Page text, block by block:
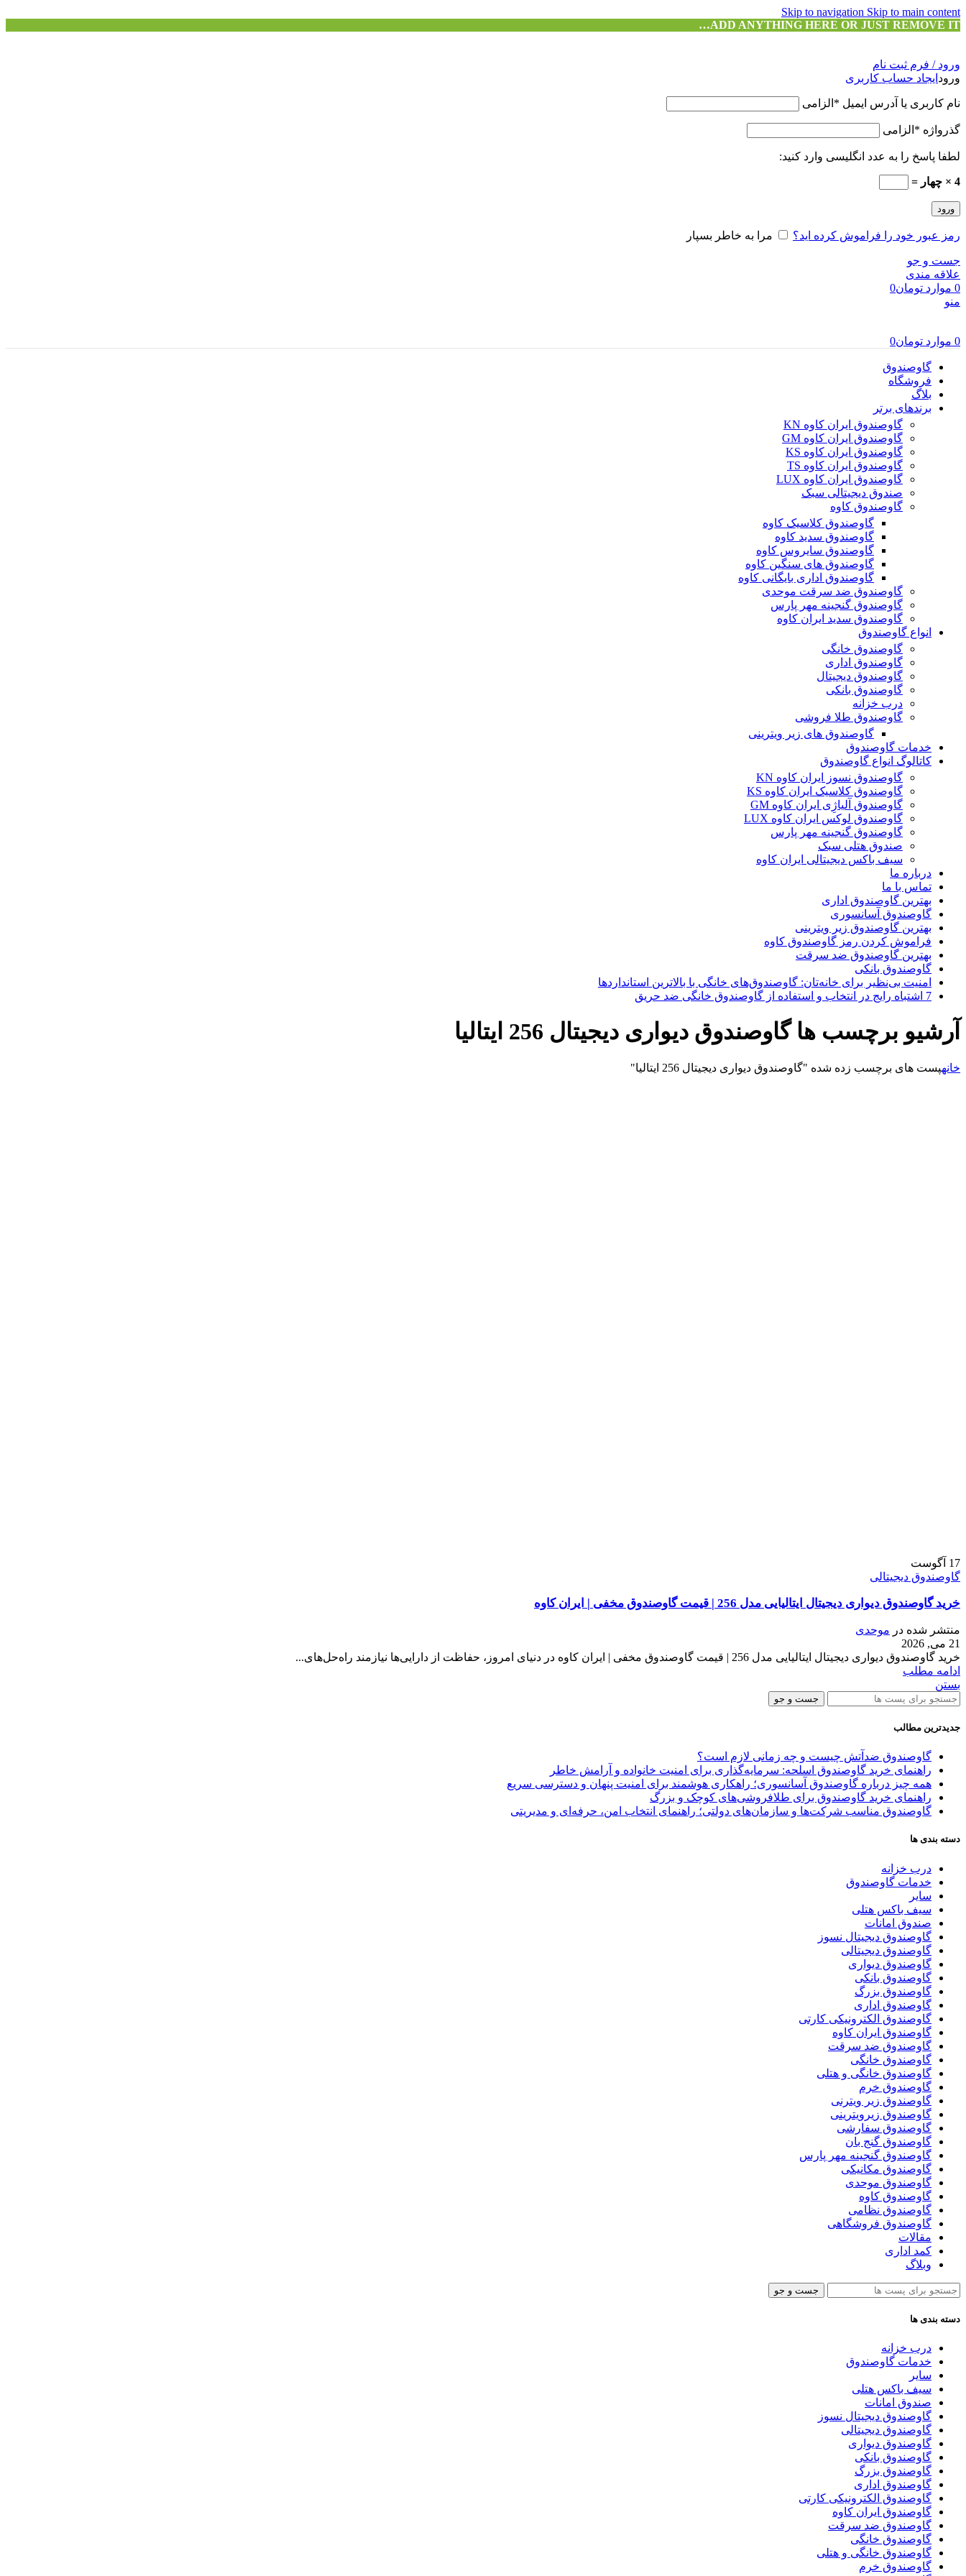
Skip to navigation Skip to main content
ADD ANYTHING HERE OR JUST REMOVE IT…
ورود / فرم ثبت نام
ورود ایجاد حساب کاربری
نام کاربری یا آدرس ایمیل * الزامی
گذرواژه * الزامی
لطفا پاسخ را به عدد انگلیسی وارد کنید:
4 × چهار =
ورود
رمز عبور خود را فراموش کرده اید؟ مرا به خاطر بسپار
جست و جو
علاقه مندی
0 موارد تومان0
منو
0 موارد تومان0
گاوصندوق
فروشگاه
بلاگ
برندهای برتر
گاوصندوق ایران کاوه KN
گاوصندوق ایران کاوه GM
گاوصندوق ایران کاوه KS
گاوصندوق ایران کاوه TS
گاوصندوق ایران کاوه LUX
صندوق دیجیتالی سبک
گاوصندوق کاوه
گاوصندوق کلاسیک کاوه
گاوصندوق سدید کاوه
گاوصندوق سایروس کاوه
گاوصندوق های سنگین کاوه
گاوصندوق اداری بایگانی کاوه
گاوصندوق ضد سرقت موحدی
گاوصندوق گنجینه مهر پارس
گاوصندوق سدید ایران کاوه
انواع گاوصندوق
گاوصندوق خانگی
گاوصندوق اداری
گاوصندوق دیجیتال
گاوصندوق بانکی
درب خزانه
گاوصندوق طلا فروشی
گاوصندوق های زیر ویترینی
خدمات گاوصندوق
کاتالوگ انواع گاوصندوق
گاوصندوق نسوز ایران کاوه KN
گاوصندوق کلاسیک ایران کاوه KS
گاوصندوق آلیاژِی ایران کاوه GM
گاوصندوق لوکس ایران کاوه LUX
گاوصندوق گنجینه مهر پارس
صندوق هتلی سبک
سیف باکس دیجیتالی ایران کاوه
درباره ما
تماس با ما
بهترین گاوصندوق اداری
گاوصندوق آسانسوری
بهترین گاوصندوق زیر ویترینی
فراموش کردن رمز گاوصندوق کاوه
بهترین گاوصندوق ضد سرقت
گاوصندوق بانکی
امنیت بی‌نظیر برای خانه‌تان: گاوصندوق‌های خانگی با بالاترین استانداردها
7 اشتباه رایج در انتخاب و استفاده از گاوصندوق خانگی ضد حریق
آرشیو برچسب ها گاوصندوق دیواری دیجیتال 256 ایتالیا
خانهپست های برچسب زده شده "گاوصندوق دیواری دیجیتال 256 ایتالیا"
17 آگوست
گاوصندوق دیجیتالی
خرید گاوصندوق دیواری دیجیتال ایتالیایی مدل 256 | قیمت گاوصندوق مخفی | ایران کاوه
منتشر شده در موحدی
21 می, 2026
خرید گاوصندوق دیواری دیجیتال ایتالیایی مدل 256 | قیمت گاوصندوق مخفی | ایران کاوه در دنیای امروز، حفاظت از دارایی‌ها نیازمند راه‌حل‌های...
ادامه مطلب
بستن
جست و جو
جدیدترین مطالب
گاوصندوق ضدآتش چیست و چه زمانی لازم است؟
راهنمای خرید گاوصندوق اسلحه: سرمایه‌گذاری برای امنیت خانواده و آرامش خاطر
همه چیز درباره گاوصندوق آسانسوری؛ راهکاری هوشمند برای امنیت پنهان و دسترسی سریع
راهنمای خرید گاوصندوق برای طلافروشی‌های کوچک و بزرگ
گاوصندوق مناسب شرکت‌ها و سازمان‌های دولتی؛ راهنمای انتخاب امن، حرفه‌ای و مدیریتی
دسته بندی ها
درب خزانه
خدمات گاوصندوق
سایر
سیف باکس هتلی
صندوق امانات
گاوصندوق دیجیتال نسوز
گاوصندوق دیجیتالی
گاوصندوق دیواری
گاوصندوق بانکی
گاوصندوق بزرگ
گاوصندوق اداری
گاوصندوق الکترونیکی کارتی
گاوصندوق ایران کاوه
گاوصندوق ضد سرقت
گاوصندوق خانگی
گاوصندوق خانگی و هتلی
گاوصندوق خرم
گاوصندوق زیر ویترنی
گاوصندوق زیرویترینی
گاوصندوق سفارشی
گاوصندوق گنج بان
گاوصندوق گنجینه مهر پارس
گاوصندوق مکانیکی
گاوصندوق موحدی
گاوصندوق کاوه
گاوصندوق نظامی
گاوصندوق فروشگاهی
مقالات
کمد اداری
وبلاگ
جست و جو
دسته بندی ها
درب خزانه
خدمات گاوصندوق
سایر
سیف باکس هتلی
صندوق امانات
گاوصندوق دیجیتال نسوز
گاوصندوق دیجیتالی
گاوصندوق دیواری
گاوصندوق بانکی
گاوصندوق بزرگ
گاوصندوق اداری
گاوصندوق الکترونیکی کارتی
گاوصندوق ایران کاوه
گاوصندوق ضد سرقت
گاوصندوق خانگی
گاوصندوق خانگی و هتلی
گاوصندوق خرم